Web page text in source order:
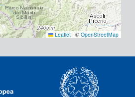
Leaflet | © OpenStreetMap